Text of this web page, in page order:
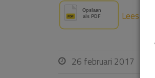
Lees
 26 februari 2017